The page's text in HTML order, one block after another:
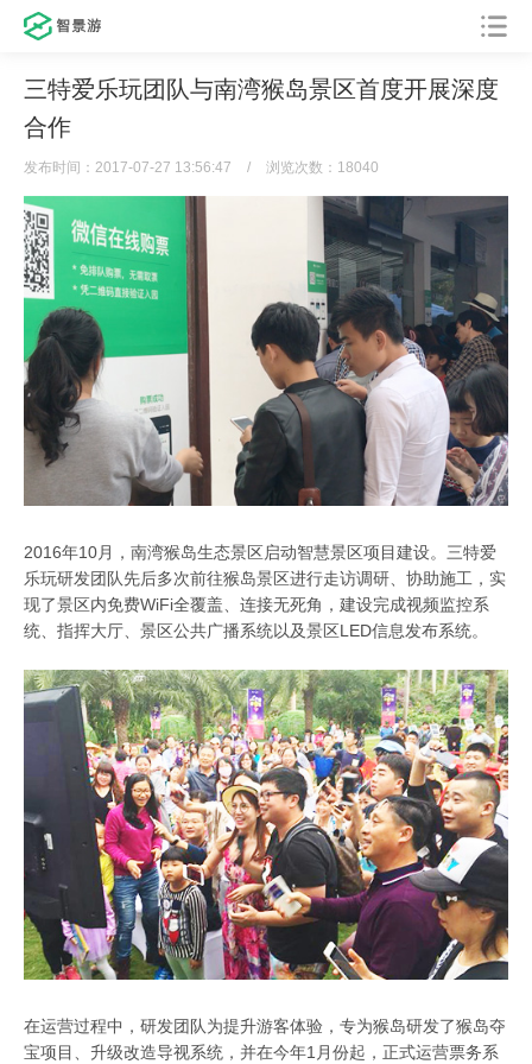
三特爱乐玩团队与南湾猴岛景区首度开展深度
合作
发布时间：2017-07-27 13:56:47 / 浏览次数：18040
2016年10月，南湾猴岛生态景区启动智慧景区项目建设。三特爱
乐玩研发团队先后多次前往猴岛景区进行走访调研、协助施工，实
现了景区内免费WiFi全覆盖、连接无死角，建设完成视频监控系
统、指挥大厅、景区公共广播系统以及景区LED信息发布系统。
在运营过程中，研发团队为提升游客体验，专为猴岛研发了猴岛夺
宝项目、升级改造导视系统，并在今年1月份起，正式运营票务系